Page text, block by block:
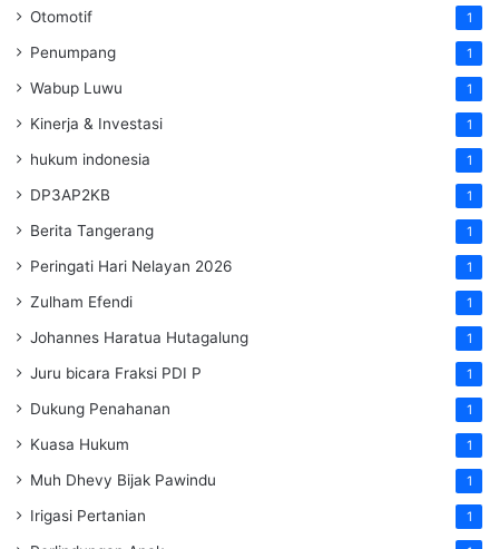
Otomotif 1
Penumpang 1
Wabup Luwu 1
Kinerja & Investasi 1
hukum indonesia 1
DP3AP2KB 1
Berita Tangerang 1
Peringati Hari Nelayan 2026 1
Zulham Efendi 1
Johannes Haratua Hutagalung 1
Juru bicara Fraksi PDI P 1
Dukung Penahanan 1
Kuasa Hukum 1
Muh Dhevy Bijak Pawindu 1
Irigasi Pertanian 1